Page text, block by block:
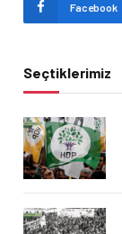
Facebook
Seçtiklerimiz